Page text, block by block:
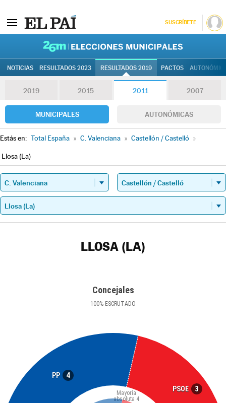
SUSCRÍBETE
NOTICIAS RESULTADOS 2023 RESULTADOS 2019 PACTOS
2019 2015 2011 2007
MUNICIPALES AUTONÓMICAS
Estás en: Total España » C. Valenciana » Castellón / Castelló »
Llosa (La)
LLOSA (LA)
Concejales
100% ESCRUTADO
PP 4
PSOE 3
Mayoría
absoluta 4